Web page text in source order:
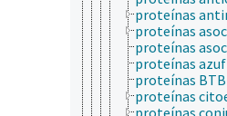
proteínas
proteínas
proteínas
proteínas
proteínas
proteínas
proteínas